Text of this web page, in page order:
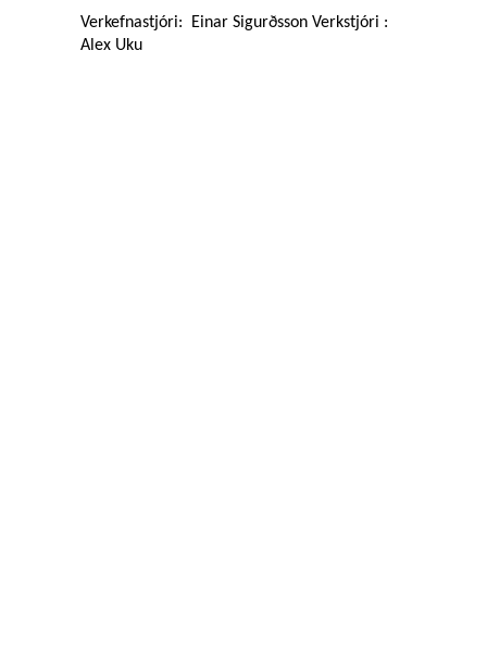
Verkefnastjóri:  Einar Sigurðsson Verkstjóri :
Alex Uku